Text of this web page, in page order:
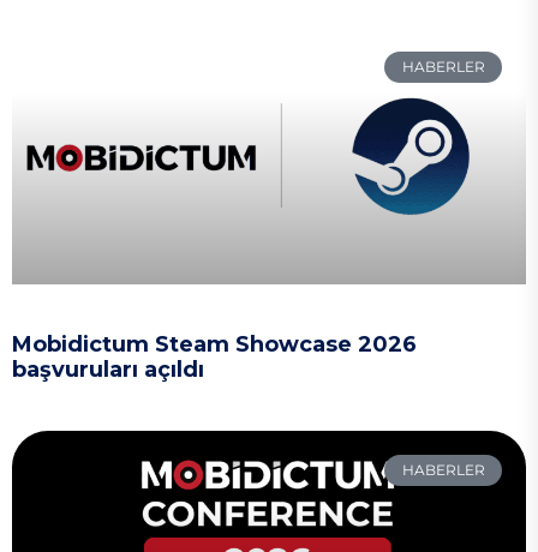
HABERLER
Mobidictum Steam Showcase 2026
başvuruları açıldı
HABERLER